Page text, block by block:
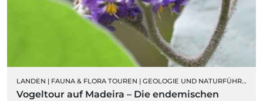
LANDEN | FAUNA & FLORA TOUREN | GEOLOGIE UND NATURFÜHRUNGEN
Vogeltour auf Madeira – Die endemischen